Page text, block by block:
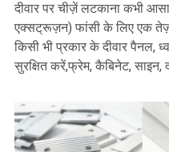
दीवार पर चीज़ें लटकाना कभी
एक्सट्रूज़न) फांसी के लिए एक तेज़
किसी भी प्रकार के दीवार पैनल,
सुरक्षित करें,फ्रेम, कैबिनेट, साइन,